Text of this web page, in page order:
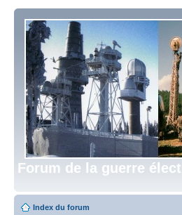
Forum de la guerre
Index du forum